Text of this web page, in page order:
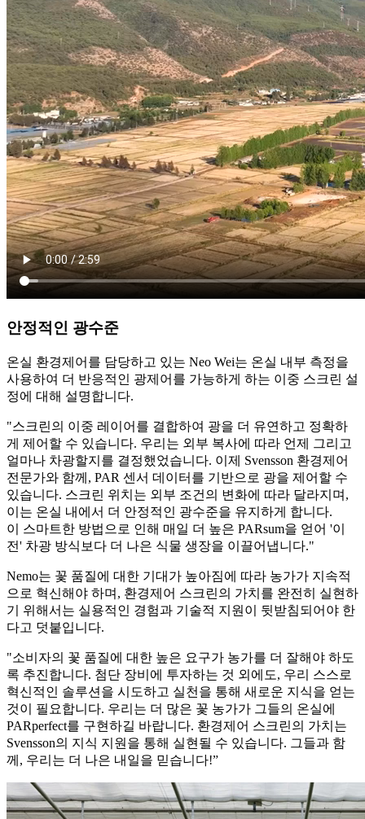
안정적인 광수준
온실 환경제어를 담당하고 있는 Neo Wei는 온실 내부 측정을
사용하여 더 반응적인 광제어를 가능하게 하는 이중 스크린 설
정에 대해 설명합니다.
"스크린의 이중 레이어를 결합하여 광을 더 유연하고 정확하
게 제어할 수 있습니다. 우리는 외부 복사에 따라 언제 그리고
얼마나 차광할지를 결정했었습니다. 이제 Svensson 환경제어
전문가와 함께, PAR 센서 데이터를 기반으로 광을 제어할 수
있습니다. 스크린 위치는 외부 조건의 변화에 따라 달라지며,
이는 온실 내에서 더 안정적인 광수준을 유지하게 합니다.
이 스마트한 방법으로 인해 매일 더 높은 PARsum을 얻어 '이
전' 차광 방식보다 더 나은 식물 생장을 이끌어냅니다."
Nemo는 꽃 품질에 대한 기대가 높아짐에 따라 농가가 지속적
으로 혁신해야 하며, 환경제어 스크린의 가치를 완전히 실현하
기 위해서는 실용적인 경험과 기술적 지원이 뒷받침되어야 한
다고 덧붙입니다.
"소비자의 꽃 품질에 대한 높은 요구가 농가를 더 잘해야 하도
록 추진합니다. 첨단 장비에 투자하는 것 외에도, 우리 스스로
혁신적인 솔루션을 시도하고 실천을 통해 새로운 지식을 얻는
것이 필요합니다. 우리는 더 많은 꽃 농가가 그들의 온실에
PARperfect를 구현하길 바랍니다. 환경제어 스크린의 가치는
Svensson의 지식 지원을 통해 실현될 수 있습니다. 그들과 함
께, 우리는 더 나은 내일을 믿습니다!”